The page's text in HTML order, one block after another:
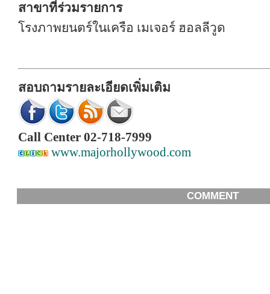
สาขาที่ร่วมรายการ
โรงภาพยนตร์ในเครือ เมเจอร์ ฮอลลีวูด
สอบถามรายละเอียดเพิ่มเติม
Call Center 02-718-7999
www.majorhollywood.com
COMMENT